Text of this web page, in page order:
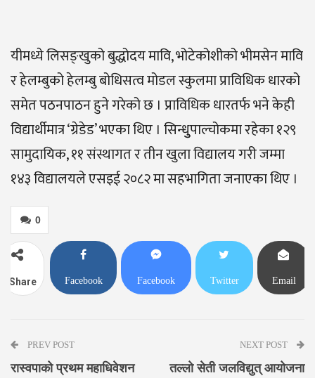
यीमध्ये लिसङ्खुको बुद्धोदय मावि, भोटेकोशीको भीमसेन मावि
र हेलम्बुको हेलम्बु बोधिसत्व मोडल स्कुलमा प्राविधिक धारको
समेत पठनपाठन हुने गरेको छ । प्राविधिक धारतर्फ भने केही
विद्यार्थीमात्र ‘ग्रेडेड’ भएका थिए । सिन्धुुपाल्चोकमा रहेका १२९
सामुदायिक, ११ संस्थागत र तीन खुला विद्यालय गरी जम्मा
१४३ विद्यालयले एसइई २०८२ मा सहभागिता जनाएका थिए ।
0
Share Facebook Facebook Twitter Email
PREV POST
रास्वपाको प्रथम महाधिवेशन
NEXT POST
तल्लो सेती जलविद्युत् आयोजना